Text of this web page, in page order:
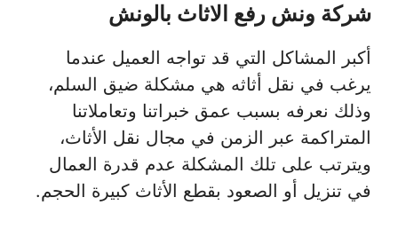
شركة ونش رفع الاثاث بالونش
أكبر المشاكل التي قد تواجه العميل عندما
يرغب في نقل أثاثه هي مشكلة ضيق السلم،
وذلك نعرفه بسبب عمق خبراتنا وتعاملاتنا
المتراكمة عبر الزمن في مجال نقل الأثاث،
ويترتب على تلك المشكلة عدم قدرة العمال
في تنزيل أو الصعود بقطع الأثاث كبيرة الحجم.